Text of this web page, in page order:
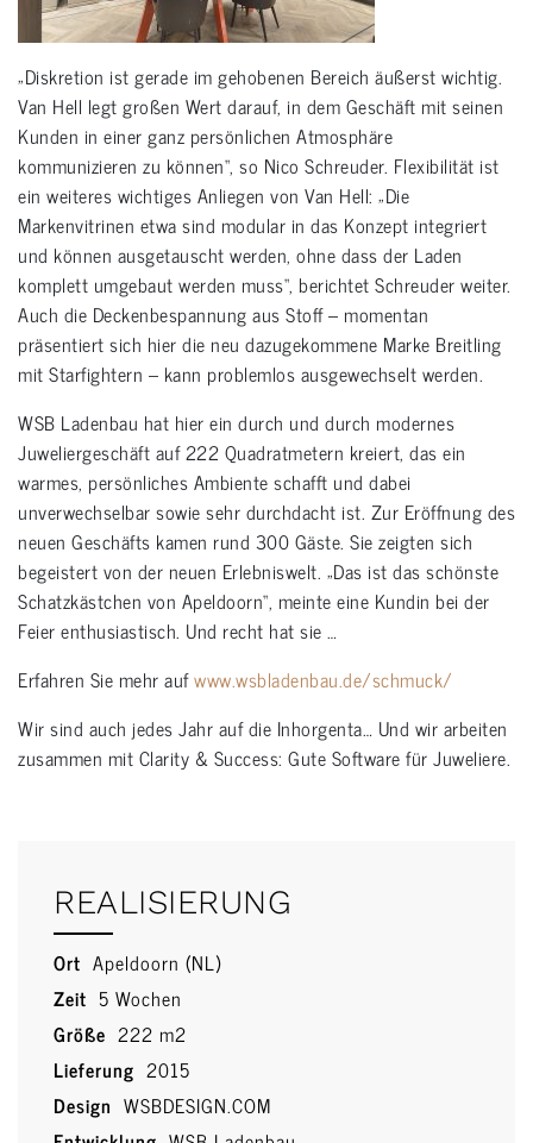
„Diskretion ist gerade im gehobenen Bereich äußerst wichtig.
Van Hell legt großen Wert darauf, in dem Geschäft mit seinen
Kunden in einer ganz persönlichen Atmosphäre
kommunizieren zu können“, so Nico Schreuder. Flexibilität ist
ein weiteres wichtiges Anliegen von Van Hell: „Die
Markenvitrinen etwa sind modular in das Konzept integriert
und können ausgetauscht werden, ohne dass der Laden
komplett umgebaut werden muss“, berichtet Schreuder weiter.
Auch die Deckenbespannung aus Stoff – momentan
präsentiert sich hier die neu dazugekommene Marke Breitling
mit Starfightern – kann problemlos ausgewechselt werden.
WSB Ladenbau hat hier ein durch und durch modernes
Juweliergeschäft auf 222 Quadratmetern kreiert, das ein
warmes, persönliches Ambiente schafft und dabei
unverwechselbar sowie sehr durchdacht ist. Zur Eröffnung des
neuen Geschäfts kamen rund 300 Gäste. Sie zeigten sich
begeistert von der neuen Erlebniswelt. „Das ist das schönste
Schatzkästchen von Apeldoorn“, meinte eine Kundin bei der
Feier enthusiastisch. Und recht hat sie …
Erfahren Sie mehr aufwww.wsbladenbau.de/schmuck/
Wir sind auch jedes Jahr auf die Inhorgenta… Und wir arbeiten
zusammen mit Clarity & Success: Gute Software für Juweliere.
REALISIERUNG
Ort Apeldoorn (NL)
Zeit 5 Wochen
Größe 222 m2
Lieferung 2015
Design WSBDESIGN.COM